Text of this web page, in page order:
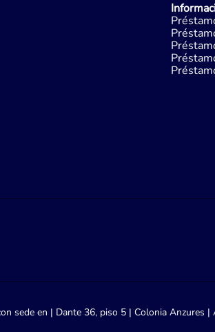
sede en | Dante 36, piso 5 | Colonia